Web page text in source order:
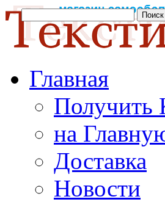
Главная
Получить
на
Доставка
Новости